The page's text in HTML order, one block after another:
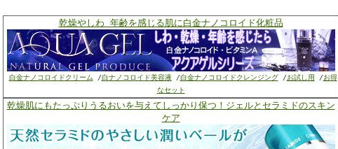
乾燥やしわ 年齢を感じる肌に白金ナノコロイド化粧品
白金ナノコロイドクリーム /白ナノコロイド美容液/白金ナノコロイドクレンジング/お試し用 /お得
なセット
乾燥肌にもたっぷりうるおいを与えてしっかり保つ！ジェルとセラミドのスキン
ケア